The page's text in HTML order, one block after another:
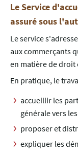
Le Service
assuré sous
Le service
aux commerçants
en matière de droit
En pratique, le
accueillir les
générale vers
proposer et
expliquer les